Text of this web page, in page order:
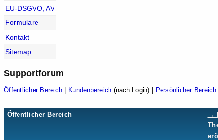
EU-DSGVO, AV
Formulare
Kontakt
Sitemap
Supportforum
Öffentlicher Bereich | Kundenbereich (nach Login) | Persönlicher Bereich
Öffentlicher Bereich
→